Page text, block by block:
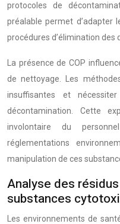
protocoles de
préalable permet d’adapter
procédures d’élimination des
La présence de COP
de nettoyage. Les
insuffisantes et
décontamination. Cette
involontaire du
réglementations
manipulation de ces
Analyse des
substances
Les environnements de